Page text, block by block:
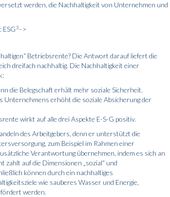
werden, die Nachhaltigkeit von Unternehmen und
3–>
Betriebsrente? Die Antwort darauf liefert die
dreifach nachhaltig. Die Nachhaltigkeit einer
die Belegschaft erhält mehr soziale Sicherheit.
erhöht die soziale Absicherung der
wirkt auf alle drei Aspekte E-S-G positiv.
des Arbeitgebers, denn er unterstützt die
zum Beispiel im Rahmen einer
Verantwortung übernehmen, indem es sich an
zahlt auf die Dimensionen „sozial“ und
können durch ein nachhaltiges
wie sauberes Wasser und Energie,
werden.